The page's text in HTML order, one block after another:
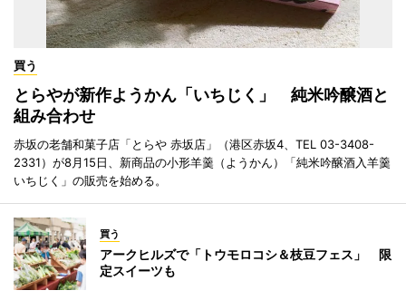
買う
とらやが新作ようかん「いちじく」 純米吟醸酒と
組み合わせ
赤坂の老舗和菓子店「とらや 赤坂店」（港区赤坂4、TEL 03-3408-
2331）が8月15日、新商品の小形羊羹（ようかん）「純米吟醸酒入羊羹
いちじく」の販売を始める。
買う
アークヒルズで「トウモロコシ＆枝豆フェス」 限
定スイーツも